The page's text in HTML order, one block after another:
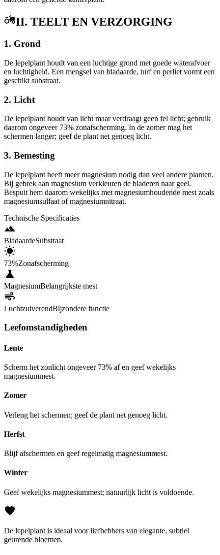
II. TEELT EN VERZORGING
1. Grond
De lepelplant houdt van een luchtige grond met goede waterafvoer
en luchtigheid. Een mengsel van bladaarde, turf en perliet vormt een
geschikt substraat.
2. Licht
De lepelplant houdt van licht maar verdraagt geen fel licht; gebruik
daarom ongeveer 73% zonafscherming. In de zomer mag het
schermen langer; geef de plant net genoeg licht.
3. Bemesting
De lepelplant heeft meer magnesium nodig dan veel andere planten.
Bij gebrek aan magnesium verkleuren de bladeren naar geel.
Bespuit hem daarom wekelijks met magnesiumhoudende mest zoals
magnesiumsulfaat of magnesiumnitraat.
Technische Specificaties
BladaardeSubstraat
73%Zonafscherming
MagnesiumBelangrijkste mest
LuchtzuiverendBijzondere functie
Leefomstandigheden
Lente
Scherm het zonlicht ongeveer 73% af en geef wekelijks
magnesiummest.
Zomer
Verleng het schermen; geef de plant net genoeg licht.
Herfst
Blijf afschermen en geef regelmatig magnesiummest.
Winter
Geef wekelijks magnesiummest; natuurlijk licht is voldoende.
De lepelplant is ideaal voor liefhebbers van elegante, subtiel
geurende bloemen.